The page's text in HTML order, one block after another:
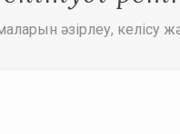
әзірлеу, келісу